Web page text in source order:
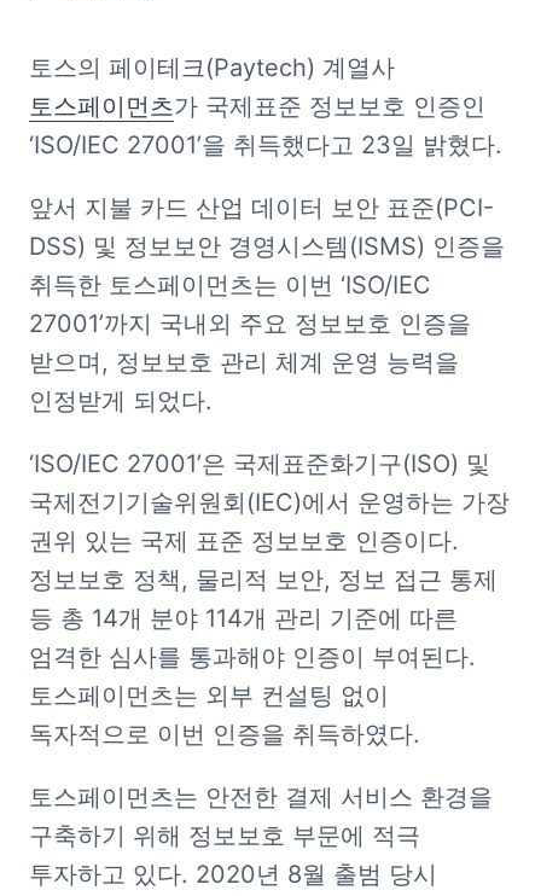
토스페이먼츠가 국제표준 정보보호 인증인
‘ISO/IEC 27001’을 취득했다고 23일 밝혔다.
앞서 지불 카드 산업 데이터 보안 표준(PCI-
DSS) 및 정보보안 경영시스템(ISMS) 인증을
취득한 토스페이먼츠는 이번 ‘ISO/IEC
27001’까지 국내외 주요 정보보호 인증을
받으며, 정보보호 관리 체계 운영 능력을
인정받게 되었다.
‘ISO/IEC 27001’은 국제표준화기구(ISO) 및
국제전기기술위원회(IEC)에서 운영하는 가장
권위 있는 국제 표준 정보보호 인증이다.
정보보호 정책, 물리적 보안, 정보 접근 통제
등 총 14개 분야 114개 관리 기준에 따른
엄격한 심사를 통과해야 인증이 부여된다.
토스페이먼츠는 외부 컨설팅 없이
독자적으로 이번 인증을 취득하였다.
토스페이먼츠는 안전한 결제 서비스 환경을
구축하기 위해 정보보호 부문에 적극
투자하고 있다. 2020년 8월 출범 당시